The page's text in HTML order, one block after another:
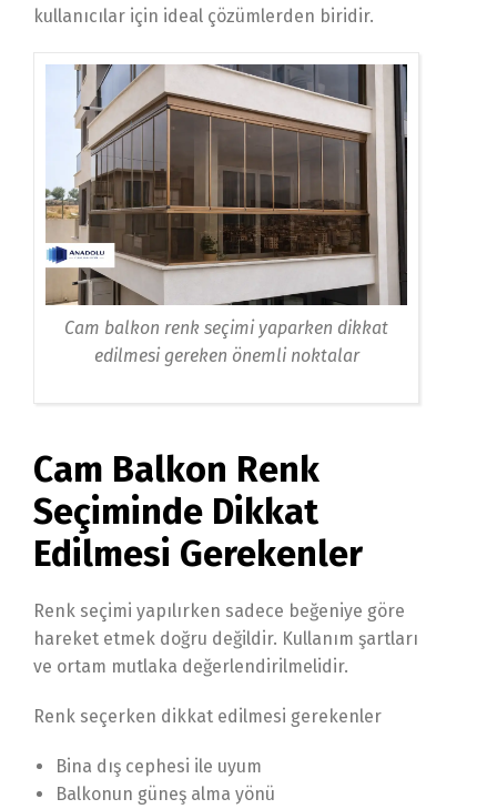
kullanıcılar için ideal çözümlerden biridir.
Cam balkon renk seçimi yaparken dikkat
edilmesi gereken önemli noktalar
Cam Balkon Renk
Seçiminde Dikkat
Edilmesi Gerekenler
Renk seçimi yapılırken sadece beğeniye göre
hareket etmek doğru değildir. Kullanım şartları
ve ortam mutlaka değerlendirilmelidir.
Renk seçerken dikkat edilmesi gerekenler
Bina dış cephesi ile uyum
Balkonun güneş alma yönü